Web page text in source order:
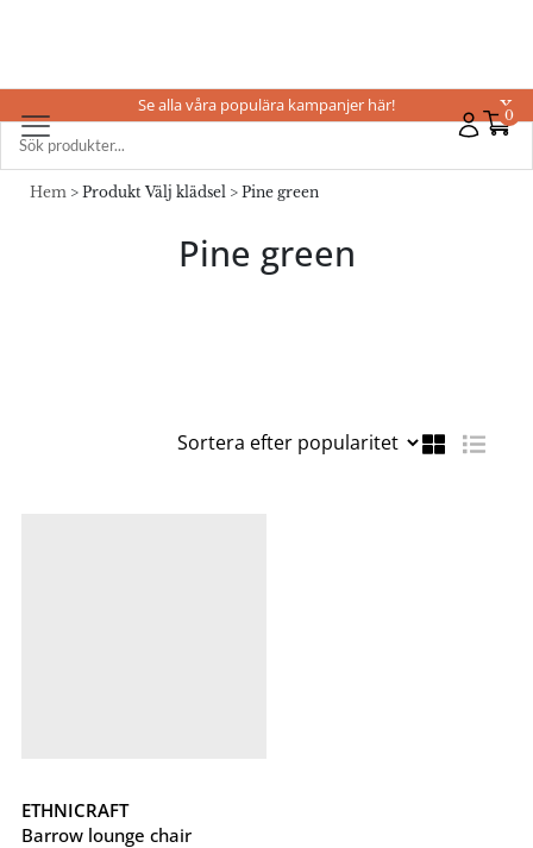
0
Se alla våra populära kampanjer här! X
Hem > Produkt Välj klädsel > Pine green
Pine green
ETHNICRAFT
Barrow lounge chair